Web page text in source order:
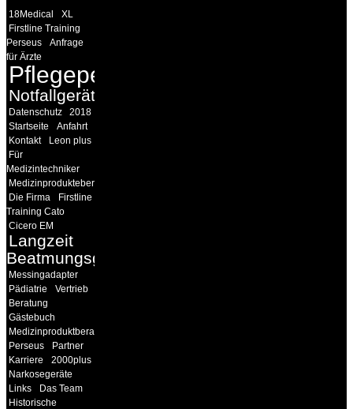
18Medical
XL
Firstline Training
Perseus
Anfrage
für Ärzte
Pflegepersonal
Notfallgeräte
Datenschutz
2018
Startseite
Anfahrt
Kontakt
Leon plus
Für
Medizintechniker
Medizinprodukteberater
Die Firma
Firstline
Training Cato
Cicero EM
Langzeit
Beatmungsgeräte
Messingadapter
Pädiatrie
Vertrieb
Beratung
Gästebuch
Medizinproduktberater
Perseus
Partner
Karriere
2000plus
Narkosegeräte
Links
Das Team
Historische